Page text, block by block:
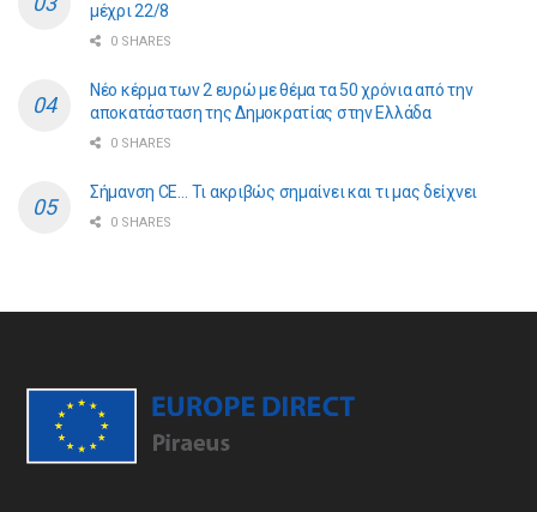
μέχρι 22/8
0 SHARES
Νέο κέρμα των 2 ευρώ με θέμα τα 50 χρόνια από την
αποκατάσταση της Δημοκρατίας στην Ελλάδα
0 SHARES
Σήμανση CE… Τι ακριβώς σημαίνει και τι μας δείχνει
0 SHARES